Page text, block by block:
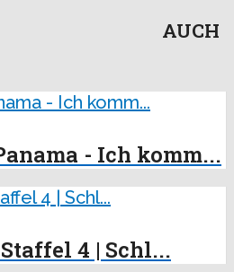
AUCH
- Ich komm...
4 | Schl...